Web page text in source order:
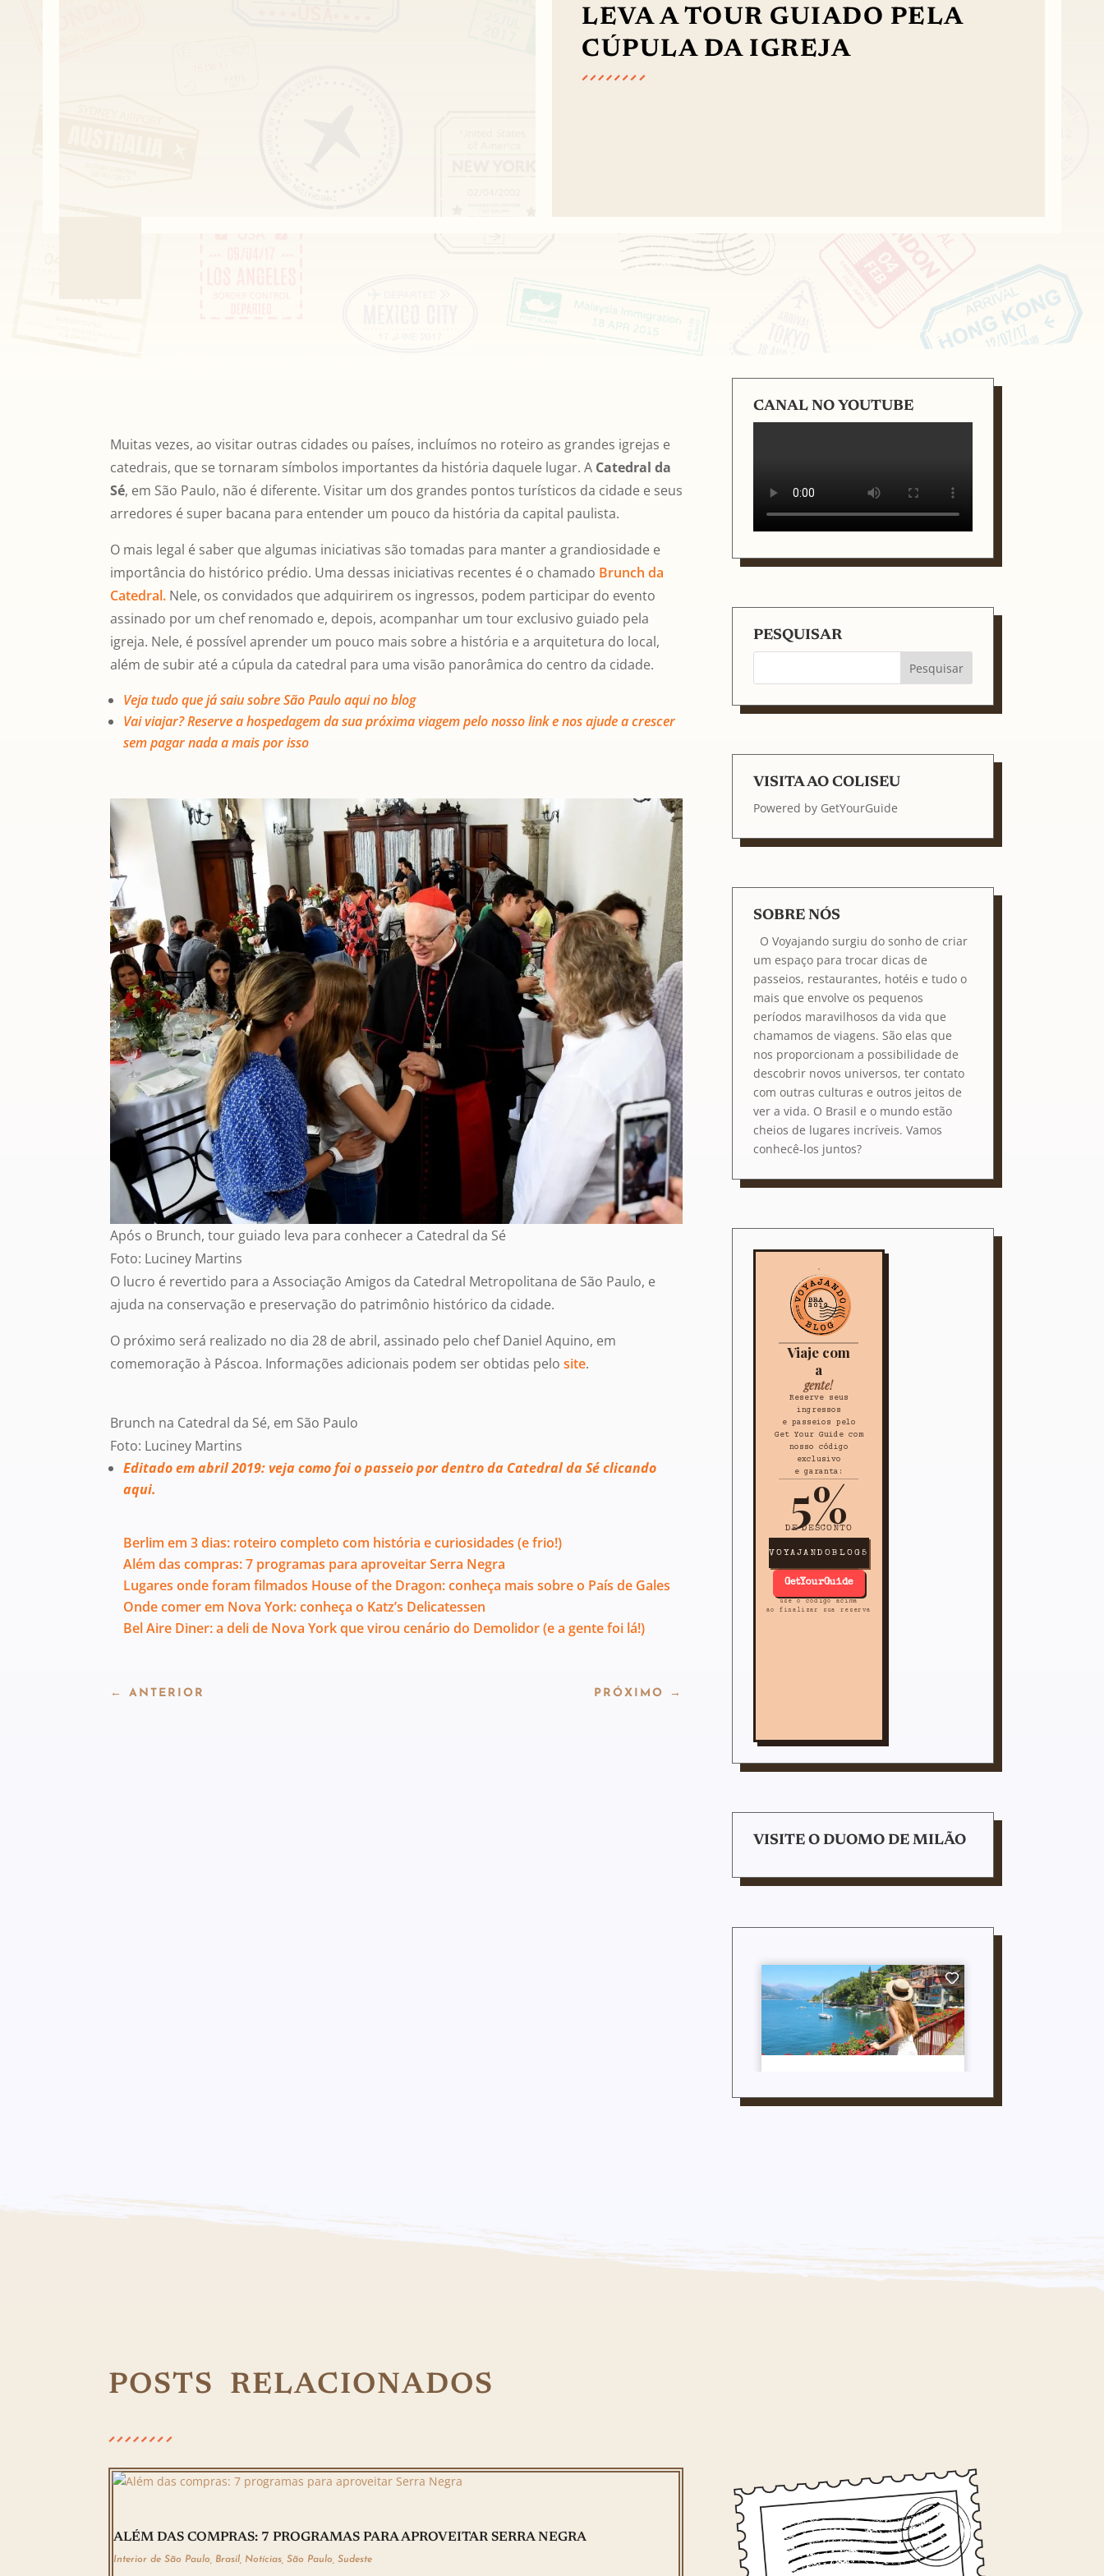
LEVA A TOUR GUIADO PELA
CÚPULA DA IGREJA
Muitas vezes, ao visitar outras cidades ou países, incluímos no roteiro as grandes igrejas e
catedrais, que se tornaram símbolos importantes da história daquele lugar. A Catedral da
Sé, em São Paulo, não é diferente. Visitar um dos grandes pontos turísticos da cidade e seus
arredores é super bacana para entender um pouco da história da capital paulista.
O mais legal é saber que algumas iniciativas são tomadas para manter a grandiosidade e
importância do histórico prédio. Uma dessas iniciativas recentes é o chamado Brunch da
Catedral. Nele, os convidados que adquirirem os ingressos, podem participar do evento
assinado por um chef renomado e, depois, acompanhar um tour exclusivo guiado pela
igreja. Nele, é possível aprender um pouco mais sobre a história e a arquitetura do local,
além de subir até a cúpula da catedral para uma visão panorâmica do centro da cidade.
Veja tudo que já saiu sobre São Paulo aqui no blog
Vai viajar? Reserve a hospedagem da sua próxima viagem pelo nosso link e nos ajude a crescer
sem pagar nada a mais por isso
Após o Brunch, tour guiado leva para conhecer a Catedral da Sé
Foto: Luciney Martins
O lucro é revertido para a Associação Amigos da Catedral Metropolitana de São Paulo, e
ajuda na conservação e preservação do patrimônio histórico da cidade.
O próximo será realizado no dia 28 de abril, assinado pelo chef Daniel Aquino, em
comemoração à Páscoa. Informações adicionais podem ser obtidas pelosite.
Brunch na Catedral da Sé, em São Paulo
Foto: Luciney Martins
Editado em abril 2019: veja como foi o passeio por dentro da Catedral da Sé clicando
aqui.
Berlim em 3 dias: roteiro completo com história e curiosidades (e frio!)
Além das compras: 7 programas para aproveitar Serra Negra
Lugares onde foram filmados House of the Dragon: conheça mais sobre o País de Gales
Onde comer em Nova York: conheça o Katz’s Delicatessen
Bel Aire Diner: a deli de Nova York que virou cenário do Demolidor (e a gente foi lá!)
←ANTERIOR PRÓXIMO →
CANAL NO YOUTUBE
PESQUISAR
VISITA AO COLISEU
Powered by GetYourGuide
SOBRE NÓS
O Voyajando surgiu do sonho de criar
um espaço para trocar dicas de
passeios, restaurantes, hotéis e tudo o
mais que envolve os pequenos
períodos maravilhosos da vida que
chamamos de viagens. São elas que
nos proporcionam a possibilidade de
descobrir novos universos, ter contato
com outras culturas e outros jeitos de
ver a vida. O Brasil e o mundo estão
cheios de lugares incríveis. Vamos
conhecê-los juntos?
Viaje com
a
gente!
Reserve seus
ingressos
e passeios pelo
Get Your Guide com
nosso código
exclusivo
e garanta:
5%
DE DESCONTO
VOYAJANDOBLOG5
GetYourGuide
use o código acima
ao finalizar sua reserva
VISITE O DUOMO DE MILÃO
POSTS RELACIONADOS
ALÉM DAS COMPRAS: 7 PROGRAMAS PARA APROVEITAR SERRA NEGRA
Interior de São Paulo Brasil Notícias São Paulo Sudeste